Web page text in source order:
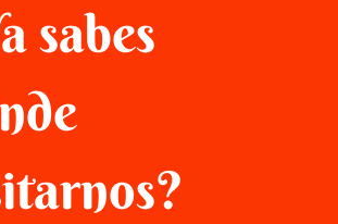
sabes